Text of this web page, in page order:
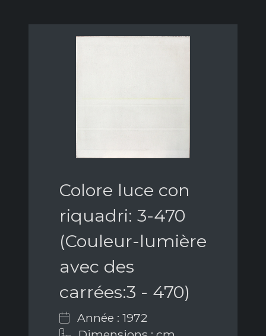
Colore luce con
riquadri: 3-470
(Couleur-lumière
avec des
carrées:3 - 470)
Année : 1972